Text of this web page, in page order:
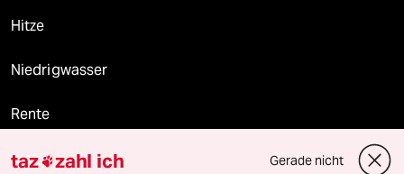
Hitze
Niedrigwasser
Rente
Landtagswahl in Sachsen-Anhalt
taz zahl ich Gerade nicht